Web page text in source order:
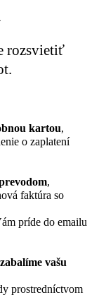
rozsvietiť
kartou,
o zaplatení
,
faktúra so
príde do emailu
vašu
prostredníctvom